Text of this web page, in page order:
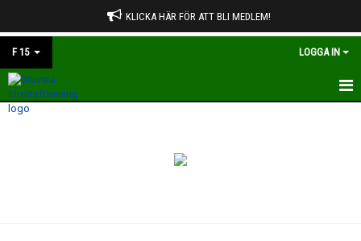
KLICKA HÄR FÖR ATT BLI MEDLEM!
F 15 LOGGA IN
HEM